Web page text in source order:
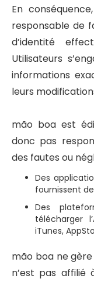
En
responsable de
d’identité
Utilisateurs
informations
leurs
mão boa est
donc pas
des fautes ou
Des
fournissent
Des
télécharger
iTunes,
mão boa ne gère
n’est pas affilié